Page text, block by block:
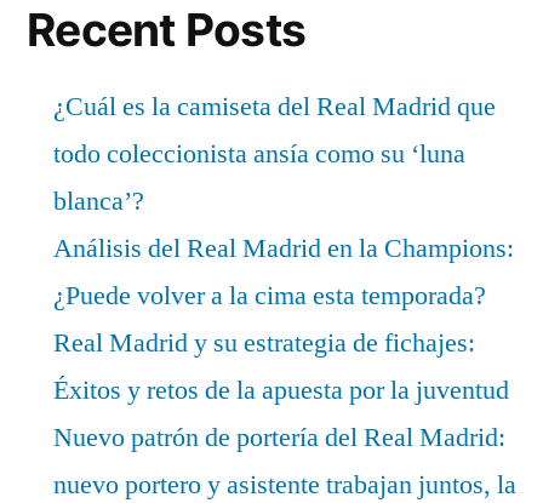
Recent Posts
¿Cuál es la camiseta del Real Madrid que
todo coleccionista ansía como su ‘luna
blanca’?
Análisis del Real Madrid en la Champions:
¿Puede volver a la cima esta temporada?
Real Madrid y su estrategia de fichajes:
Éxitos y retos de la apuesta por la juventud
Nuevo patrón de portería del Real Madrid:
nuevo portero y asistente trabajan juntos, la